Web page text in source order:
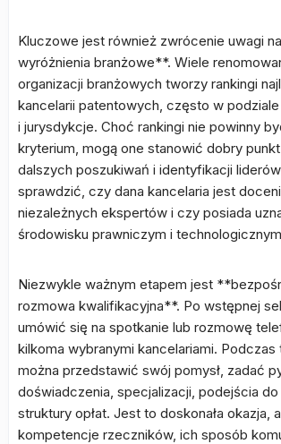
Kluczowe jest również zwrócenie uwagi
wyróżnienia branżowe**. Wiele
organizacji branżowych tworzy rankingi
kancelarii patentowych, często w
i jurysdykcje. Choć rankingi nie powinny
kryterium, mogą one stanowić dobry
dalszych poszukiwań i identyfikacji
sprawdzić, czy dana kancelaria jest
niezależnych ekspertów i czy posiada
środowisku prawniczym i
Niezwykle ważnym etapem jest
rozmowa kwalifikacyjna**. Po wstępnej
umówić się na spotkanie lub rozmowę
kilkoma wybranymi kancelariami.
można przedstawić swój pomysł, zadać
doświadczenia, specjalizacji, podejścia do
struktury opłat. Jest to doskonała okazja,
kompetencje rzeczników, ich sposób